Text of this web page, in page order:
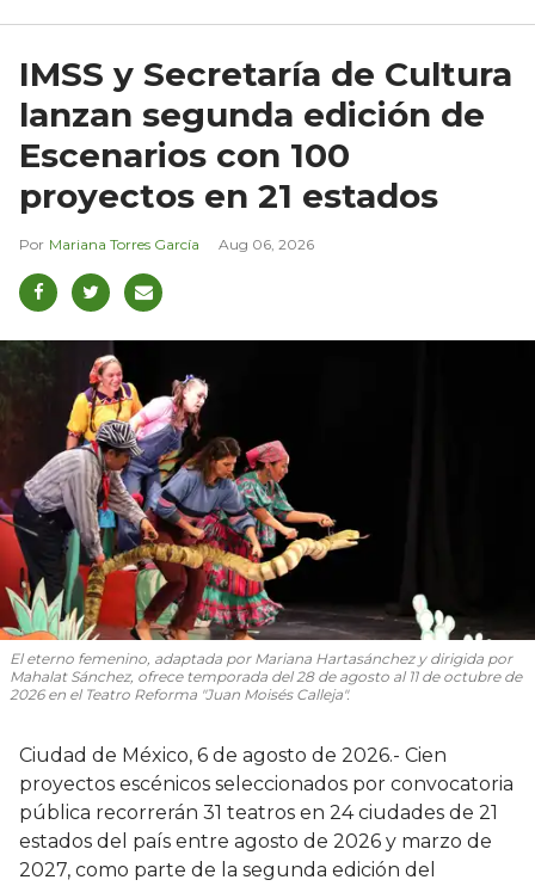
IMSS y Secretaría de Cultura
lanzan segunda edición de
Escenarios con 100
proyectos en 21 estados
Mariana Torres García Aug 06, 2026
El eterno femenino, adaptada por Mariana Hartasánchez y dirigida por
Mahalat Sánchez, ofrece temporada del 28 de agosto al 11 de octubre de
2026 en el Teatro Reforma "Juan Moisés Calleja".
Ciudad de México, 6 de agosto de 2026.- Cien
proyectos escénicos seleccionados por convocatoria
pública recorrerán 31 teatros en 24 ciudades de 21
estados del país entre agosto de 2026 y marzo de
2027, como parte de la segunda edición del